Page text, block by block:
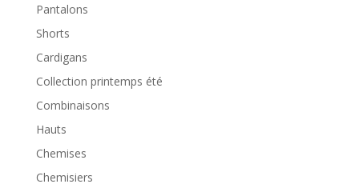
Pantalons
Shorts
Cardigans
Collection printemps été
Combinaisons
Hauts
Chemises
Chemisiers